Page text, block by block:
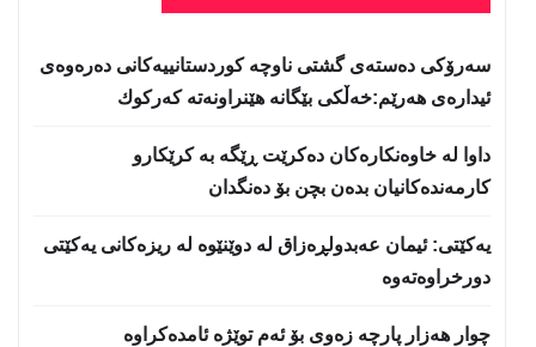
سه‌رۆكی دەستەی گشتی ناوچە كوردستانییەكانی دەرەوەی
ئیدارەی هەرێم:خه‌ڵكی بێگانه‌ هێنراونه‌ته‌ كه‌ركوك
داوا لە خاوەنکارەکان دەکرێت ڕێگە بە کرێکارو
کارمەندەکانیان بدەن بچن بۆ دەنگدان
یه‌كێتی: ئیمان عه‌بدولڕه‌زاق له‌ دوێنێوه‌ له‌ ریزه‌كانی یه‌كێتی
دورخراوه‌ته‌وه‌
چوار هەزار پارچە زەوی بۆ ئەم توێژە ئامدەکراوە